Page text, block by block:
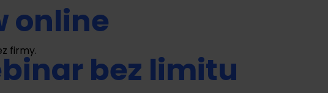
online
bez limitu
firmy.